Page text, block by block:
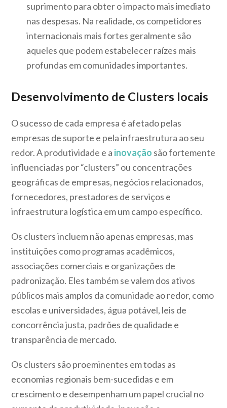
suprimento para obter o impacto mais imediato
nas despesas. Na realidade, os competidores
internacionais mais fortes geralmente são
aqueles que podem estabelecer raízes mais
profundas em comunidades importantes.
Desenvolvimento de Clusters locais
O sucesso de cada empresa é afetado pelas
empresas de suporte e pela infraestrutura ao seu
redor. A produtividade e a inovação são fortemente
influenciadas por “clusters” ou concentrações
geográficas de empresas, negócios relacionados,
fornecedores, prestadores de serviços e
infraestrutura logística em um campo específico.
Os clusters incluem não apenas empresas, mas
instituições como programas acadêmicos,
associações comerciais e organizações de
padronização. Eles também se valem dos ativos
públicos mais amplos da comunidade ao redor, como
escolas e universidades, água potável, leis de
concorrência justa, padrões de qualidade e
transparência de mercado.
Os clusters são proeminentes em todas as
economias regionais bem-sucedidas e em
crescimento e desempenham um papel crucial no